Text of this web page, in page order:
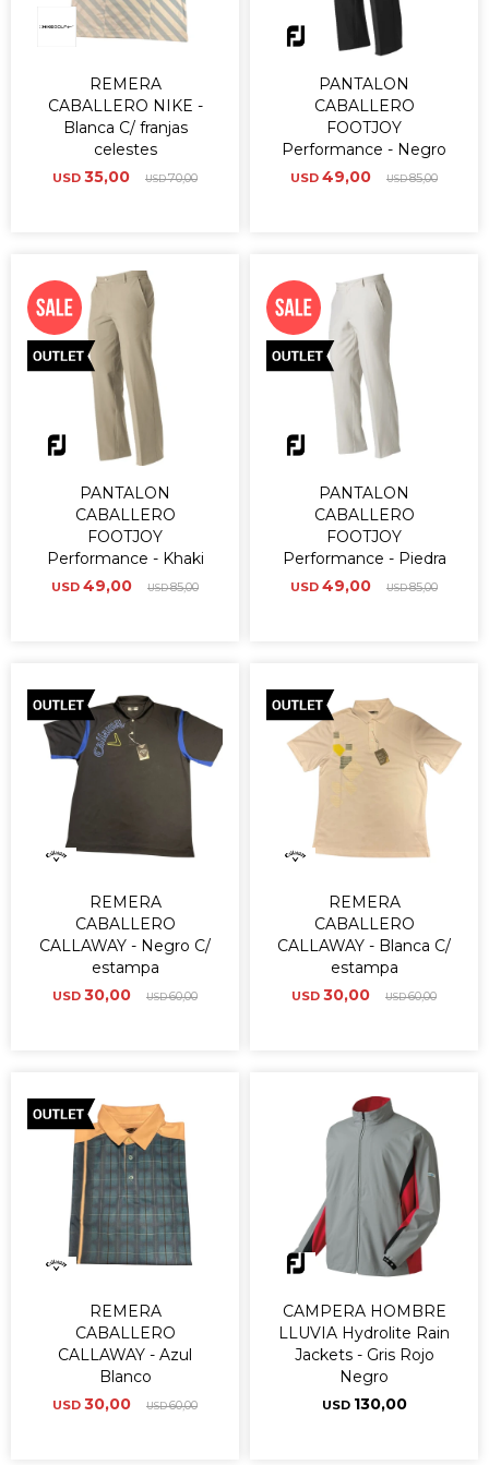
REMERA
CABALLERO NIKE -
Blanca C/ franjas
celestes
USD 35,00 USD70,00
PANTALON
CABALLERO
FOOTJOY
Performance - Negro
USD 49,00 USD85,00
PANTALON
CABALLERO
FOOTJOY
Performance - Khaki
USD 49,00 USD85,00
PANTALON
CABALLERO
FOOTJOY
Performance - Piedra
USD 49,00 USD85,00
REMERA
CABALLERO
CALLAWAY - Negro C/
estampa
USD 30,00 USD60,00
REMERA
CABALLERO
CALLAWAY - Blanca C/
estampa
USD 30,00 USD60,00
REMERA
CABALLERO
CALLAWAY - Azul
Blanco
USD 30,00 USD60,00
CAMPERA HOMBRE
LLUVIA Hydrolite Rain
Jackets - Gris Rojo
Negro
USD 130,00